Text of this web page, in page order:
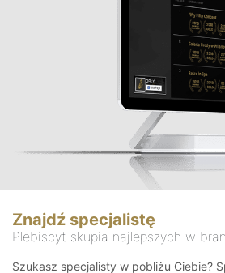
Znajdź specjalistę
Plebiscyt skupia najlepszych w
Szukasz specjalisty w pobliżu Ciebie?